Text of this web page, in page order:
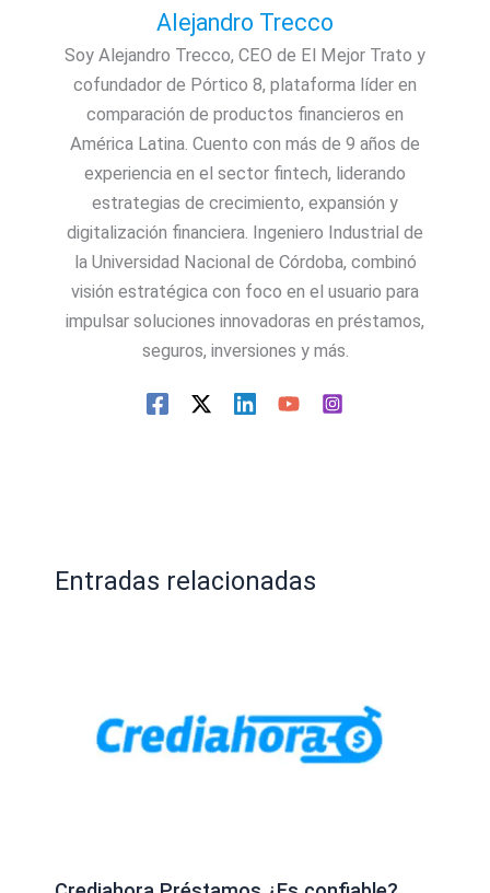
Alejandro Trecco
Soy Alejandro Trecco, CEO de El Mejor Trato y
cofundador de Pórtico 8, plataforma líder en
comparación de productos financieros en
América Latina. Cuento con más de 9 años de
experiencia en el sector fintech, liderando
estrategias de crecimiento, expansión y
digitalización financiera. Ingeniero Industrial de
la Universidad Nacional de Córdoba, combinó
visión estratégica con foco en el usuario para
impulsar soluciones innovadoras en préstamos,
seguros, inversiones y más.
Entradas relacionadas